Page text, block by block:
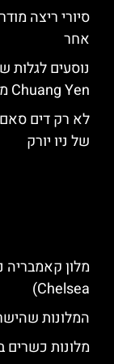
סיורי ריצה
אחר
נוסעים לגלות
Chuang Yen מניו יורק
לא רק דים סאם:
של ניו יורק
Chelsea)
המלונות
מלונות כשרים